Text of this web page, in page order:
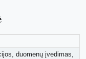
duomenų įvedimas,